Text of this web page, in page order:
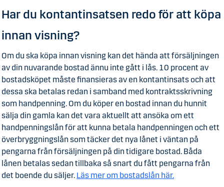
Har du kontantinsatsen redo för att köpa
innan visning?
Om du ska köpa innan visning kan det hända att försäljningen
av din nuvarande bostad ännu inte gått i lås. 10 procent av
bostadsköpet måste finansieras av en kontantinsats och att
dessa ska betalas redan i samband med kontraktsskrivning
som handpenning. Om du köper en bostad innan du hunnit
sälja din gamla kan det vara aktuellt att ansöka om ett
handpenningslån för att kunna betala handpenningen och ett
överbryggningslån som täcker det nya lånet i väntan på
pengarna från försäljningen på din tidigare bostad. Båda
lånen betalas sedan tillbaka så snart du fått pengarna från
det boende du säljer. Läs mer om bostadslån här.